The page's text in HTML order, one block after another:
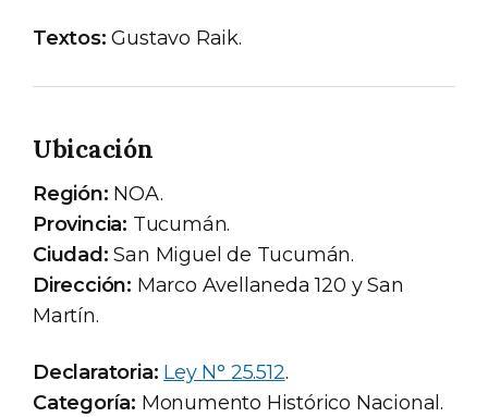
Textos: Gustavo Raik.
Ubicación
Región: NOA.
Provincia: Tucumán.
Ciudad: San Miguel de Tucumán.
Dirección: Marco Avellaneda 120 y San
Martín.
Declaratoria: Ley N° 25.512.
Categoría: Monumento Histórico Nacional.